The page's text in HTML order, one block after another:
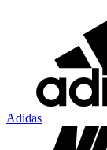
Adidas